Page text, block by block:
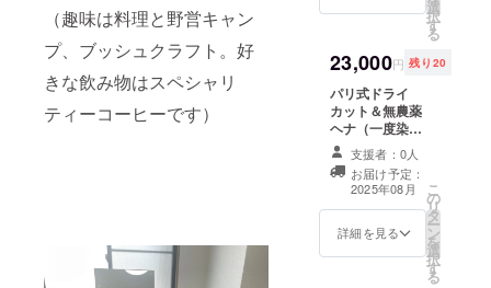
（趣味は料理と野営キャン
プ、ブッシュクラフト。好
きな飲み物はスペシャリ
ティーコーヒーです）
す。 ※完全予約
制のsalonのた
め、予約を取る
ための連絡の取
れる連絡先、氏
名が必要となっ
ております。 ※
有効期限２０２
５年８月１日～
３１日
選
択
す
る
23,000円 残り20
パリ式ドライ
カット＆無農薬
ヘナ（一度染
め） 約５.５時間
～ （通常新規
３３,０００円、
再来２７,５００
円） ※初めてヘ
ナをされる方は
支援者：0人
お届け予定：
2025年08月
詳細を見る
こ
の
リ
タ
ー
ン
を
選
択
す
る